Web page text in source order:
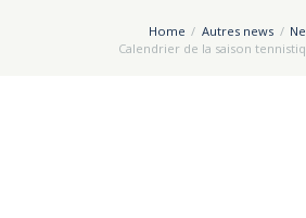
Home Autres news
Calendrier de la saison